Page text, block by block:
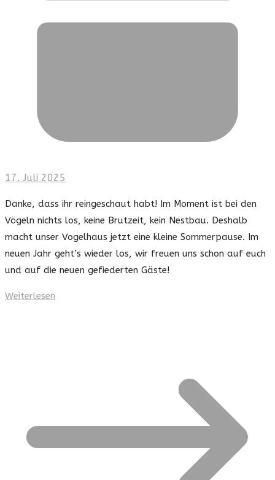
17. Juli 2025
Danke, dass ihr reingeschaut habt! Im Moment ist bei den
Vögeln nichts los, keine Brutzeit, kein Nestbau. Deshalb
macht unser Vogelhaus jetzt eine kleine Sommerpause. Im
neuen Jahr geht’s wieder los, wir freuen uns schon auf euch
und auf die neuen gefiederten Gäste!
Weiterlesen